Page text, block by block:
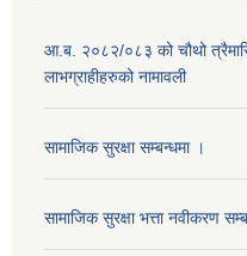
आ.ब. २०८२/०८३ को चौथो
लाभग्राहीहरुको नामावली
सामाजिक सुरक्षा सम्बन्धमा ।
सामाजिक सुरक्षा भत्ता नवीकरण